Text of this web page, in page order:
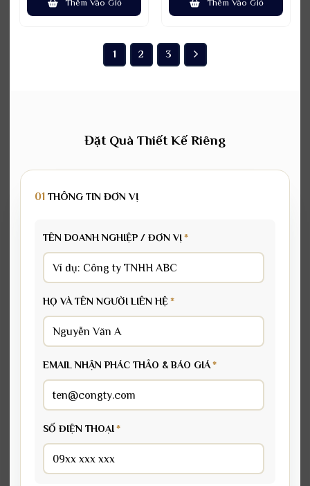
Thêm Vào Giỏ Thêm Vào Giỏ
1 2 3
Đặt Quà Thiết Kế Riêng
01 THÔNG TIN ĐƠN VỊ
TÊN DOANH NGHIỆP / ĐƠN VỊ *
HỌ VÀ TÊN NGƯỜI LIÊN HỆ*
EMAIL NHẬN PHÁC THẢO & BÁO GIÁ*
SỐ ĐIỆN THOẠI *